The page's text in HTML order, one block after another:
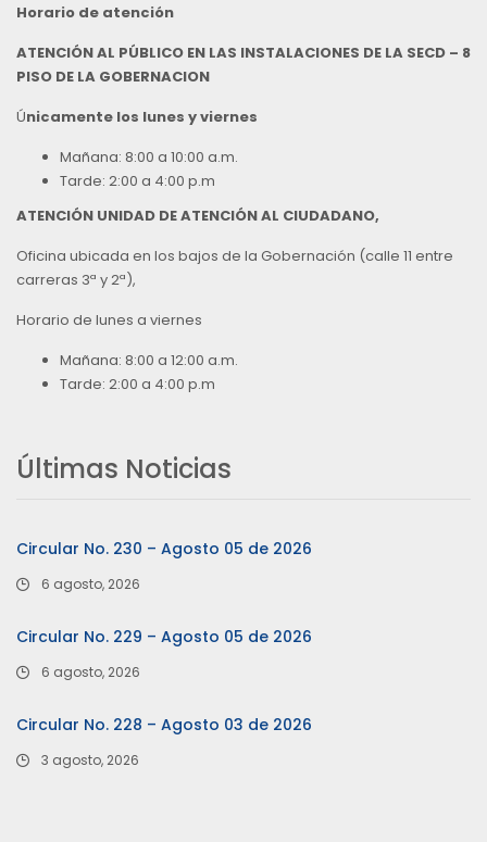
Horario de atención
ATENCIÓN AL PÚBLICO EN LAS INSTALACIONES DE LA SECD – 8
PISO DE LA GOBERNACION
Únicamente los lunes y viernes
Mañana: 8:00 a 10:00 a.m.
Tarde: 2:00 a 4:00 p.m
ATENCIÓN UNIDAD DE ATENCIÓN AL CIUDADANO,
Oficina ubicada en los bajos de la Gobernación (calle 11 entre
carreras 3ª y 2ª),
Horario de lunes a viernes
Mañana: 8:00 a 12:00 a.m.
Tarde: 2:00 a 4:00 p.m
Últimas Noticias
Circular No. 230 – Agosto 05 de 2026
6 agosto, 2026
Circular No. 229 – Agosto 05 de 2026
6 agosto, 2026
Circular No. 228 – Agosto 03 de 2026
3 agosto, 2026